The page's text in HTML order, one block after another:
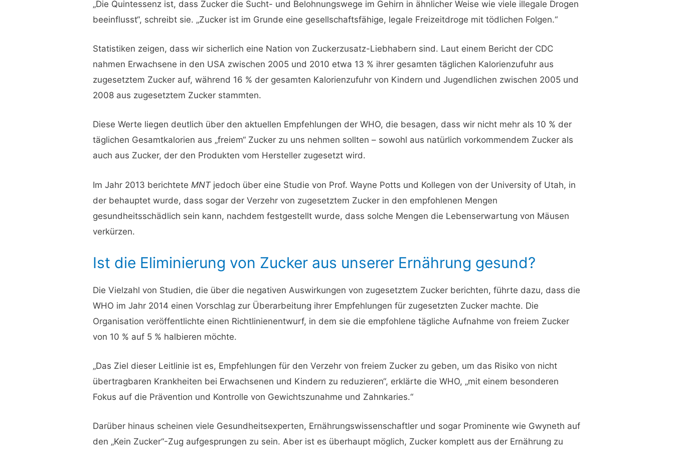
„Die Quintessenz ist, dass Zucker die Sucht- und Belohnungswege im Gehirn in ähnlicher Weise wie viele illegale Drogen
beeinflusst“, schreibt sie. „Zucker ist im Grunde eine gesellschaftsfähige, legale Freizeitdroge mit tödlichen Folgen.“
Statistiken zeigen, dass wir sicherlich eine Nation von Zuckerzusatz-Liebhabern sind. Laut einem Bericht der CDC
nahmen Erwachsene in den USA zwischen 2005 und 2010 etwa 13 % ihrer gesamten täglichen Kalorienzufuhr aus
zugesetztem Zucker auf, während 16 % der gesamten Kalorienzufuhr von Kindern und Jugendlichen zwischen 2005 und
2008 aus zugesetztem Zucker stammten.
Diese Werte liegen deutlich über den aktuellen Empfehlungen der WHO, die besagen, dass wir nicht mehr als 10 % der
täglichen Gesamtkalorien aus „freiem“ Zucker zu uns nehmen sollten – sowohl aus natürlich vorkommendem Zucker als
auch aus Zucker, der den Produkten vom Hersteller zugesetzt wird.
Im Jahr 2013 berichtete MNTjedoch über eine Studie von Prof. Wayne Potts und Kollegen von der University of Utah, in
der behauptet wurde, dass sogar der Verzehr von zugesetztem Zucker in den empfohlenen Mengen
gesundheitsschädlich sein kann, nachdem festgestellt wurde, dass solche Mengen die Lebenserwartung von Mäusen
verkürzen.
Ist die Eliminierung von Zucker aus unserer Ernährung gesund?
Die Vielzahl von Studien, die über die negativen Auswirkungen von zugesetztem Zucker berichten, führte dazu, dass die
WHO im Jahr 2014 einen Vorschlag zur Überarbeitung ihrer Empfehlungen für zugesetzten Zucker machte. Die
Organisation veröffentlichte einen Richtlinienentwurf, in dem sie die empfohlene tägliche Aufnahme von freiem Zucker
von 10 % auf 5 % halbieren möchte.
„Das Ziel dieser Leitlinie ist es, Empfehlungen für den Verzehr von freiem Zucker zu geben, um das Risiko von nicht
übertragbaren Krankheiten bei Erwachsenen und Kindern zu reduzieren“, erklärte die WHO, „mit einem besonderen
Fokus auf die Prävention und Kontrolle von Gewichtszunahme und Zahnkaries.“
Darüber hinaus scheinen viele Gesundheitsexperten, Ernährungswissenschaftler und sogar Prominente wie Gwyneth auf
den „Kein Zucker“-Zug aufgesprungen zu sein. Aber ist es überhaupt möglich, Zucker komplett aus der Ernährung zu